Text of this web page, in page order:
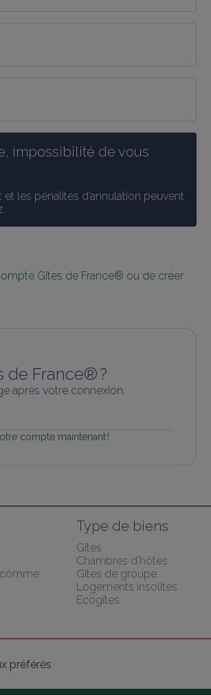
impossibilité de vous
les pénalités d’annulation peuvent
Gîtes de France® ou de créer
France® ?
après votre connexion.
compte maintenant !
Type de biens
Gîtes
Chambres d'hôtes
Gîtes de groupe
Logements insolites
Ecogîtes
préférés